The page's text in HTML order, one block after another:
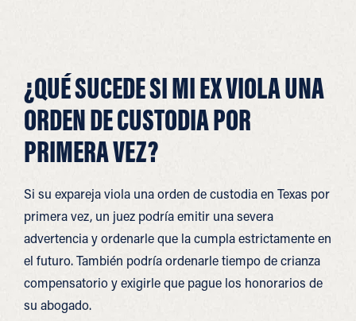
¿QUÉ SUCEDE SI MI EX VIOLA UNA
ORDEN DE CUSTODIA POR
PRIMERA VEZ?
Si su expareja viola una orden de custodia en Texas por
primera vez, un juez podría emitir una severa
advertencia y ordenarle que la cumpla estrictamente en
el futuro. También podría ordenarle tiempo de crianza
compensatorio y exigirle que pague los honorarios de
su abogado.